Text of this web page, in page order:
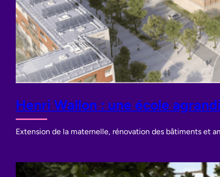
Henri Wallon : une école
Extension de la maternelle, rénovation des bâtiments et